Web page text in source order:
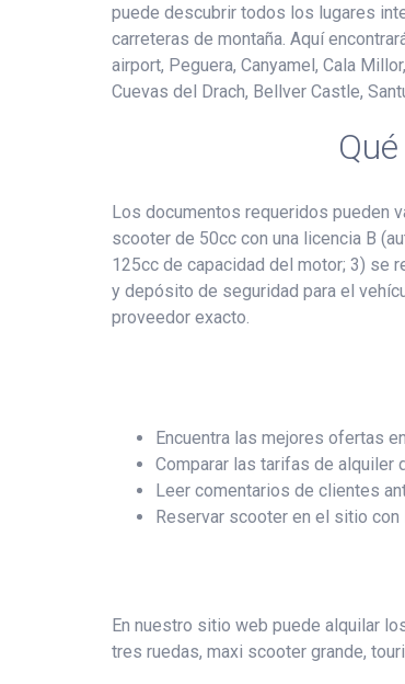
puede descubrir todos los lugares
carreteras de montaña. Aquí
airport, Peguera, Canyamel, Cala
Cuevas del Drach, Bellver Castle,
Los documentos requeridos pueden
scooter de 50cc con una licencia B
125cc de capacidad del motor; 3) se
y depósito de seguridad para el
proveedor exacto.
Encuentra las mejores ofertas en
Comparar las tarifas de alquiler
Leer comentarios de clientes
Reservar scooter en el sitio con
En nuestro sitio web puede alquilar
tres ruedas, maxi scooter grande,